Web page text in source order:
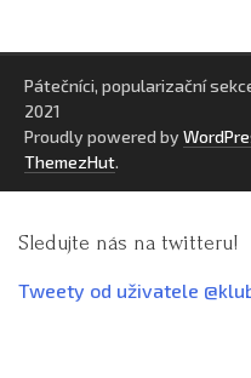
Pátečníci, popularizační
2021
Proudly powered by
ThemezHut.
Sledujte nás na twitteru!
Tweety od uživatele